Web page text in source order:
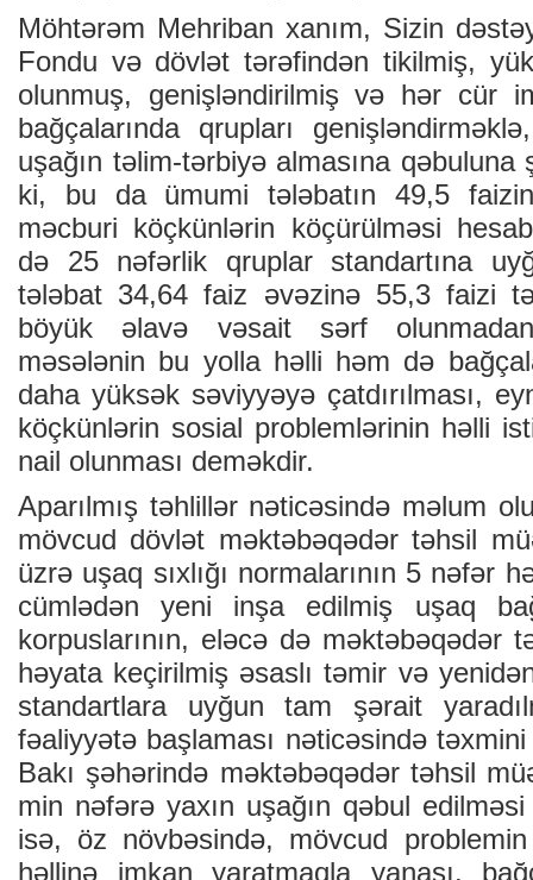
Möhtərəm Mehriban xanım, Sizin
Fondu və dövlət tərəfindən tikilmiş,
olunmuş, genişləndirilmiş və hər cür
bağçalarında qrupları
uşağın təlim-tərbiyə almasına qəbuluna
ki, bu da ümumi tələbatın 49,5
məcburi köçkünlərin köçürülməsi
də 25 nəfərlik qruplar standartına
tələbat 34,64 faiz əvəzinə 55,3 faizi
böyük əlavə vəsait sərf
məsələnin bu yolla həlli həm də
daha yüksək səviyyəyə çatdırılması,
köçkünlərin sosial problemlərinin həlli
nail olunması deməkdir.
Aparılmış təhlillər nəticəsində məlum
mövcud dövlət məktəbəqədər təhsil
üzrə uşaq sıxlığı normalarının 5 nəfər
cümlədən yeni inşa edilmiş uşaq
korpuslarının, eləcə də məktəbəqədər
həyata keçirilmiş əsaslı təmir və
standartlara uyğun tam şərait
fəaliyyətə başlaması nəticəsində
Bakı şəhərində məktəbəqədər təhsil
min nəfərə yaxın uşağın qəbul
isə, öz növbəsində, mövcud
həllinə imkan yaratmaqla yanaşı,